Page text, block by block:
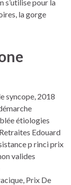
s’utilise pour la
la gorge
syncope, 2018
étiologies
Edouard
p rinci prix
valides
Prix De